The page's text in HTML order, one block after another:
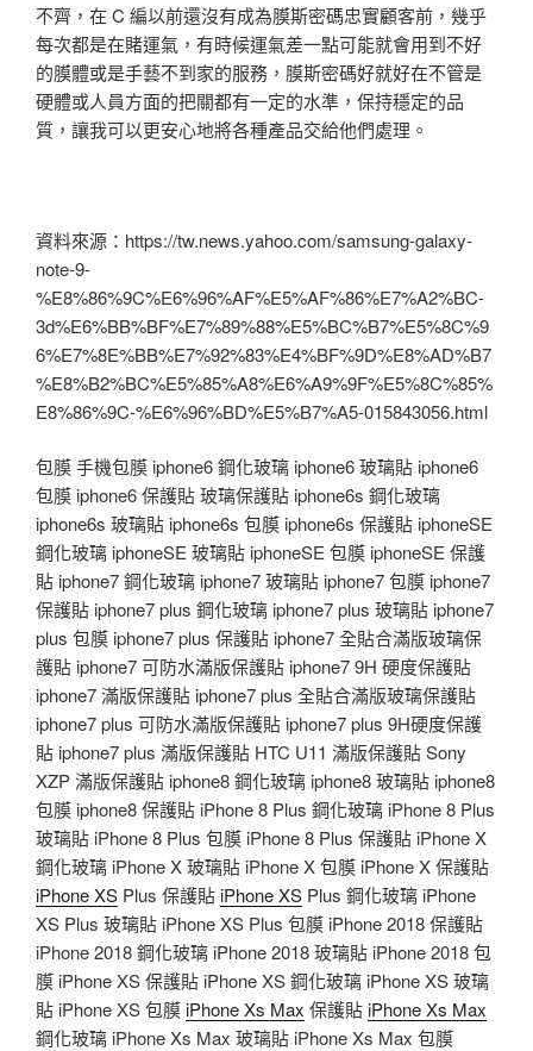
不齊，在 C 編以前還沒有成為膜斯密碼忠實顧客前，幾乎
每次都是在賭運氣，有時候運氣差一點可能就會用到不好
的膜體或是手藝不到家的服務，膜斯密碼好就好在不管是
硬體或人員方面的把關都有一定的水準，保持穩定的品
質，讓我可以更安心地將各種產品交給他們處理。
資料來源：https://tw.news.yahoo.com/samsung-galaxy-
note-9-
%E8%86%9C%E6%96%AF%E5%AF%86%E7%A2%BC-
3d%E6%BB%BF%E7%89%88%E5%BC%B7%E5%8C%9
6%E7%8E%BB%E7%92%83%E4%BF%9D%E8%AD%B7
%E8%B2%BC%E5%85%A8%E6%A9%9F%E5%8C%85%
E8%86%9C-%E6%96%BD%E5%B7%A5-015843056.html
包膜 手機包膜 iphone6 鋼化玻璃 iphone6 玻璃貼 iphone6
包膜 iphone6 保護貼 玻璃保護貼 iphone6s 鋼化玻璃
iphone6s 玻璃貼 iphone6s 包膜 iphone6s 保護貼 iphoneSE
鋼化玻璃 iphoneSE 玻璃貼 iphoneSE 包膜 iphoneSE 保護
貼 iphone7 鋼化玻璃 iphone7 玻璃貼 iphone7 包膜 iphone7
保護貼 iphone7 plus 鋼化玻璃 iphone7 plus 玻璃貼 iphone7
plus 包膜 iphone7 plus 保護貼 iphone7 全貼合滿版玻璃保
護貼 iphone7 可防水滿版保護貼 iphone7 9H 硬度保護貼
iphone7 滿版保護貼 iphone7 plus 全貼合滿版玻璃保護貼
iphone7 plus 可防水滿版保護貼 iphone7 plus 9H硬度保護
貼 iphone7 plus 滿版保護貼 HTC U11 滿版保護貼 Sony
XZP 滿版保護貼 iphone8 鋼化玻璃 iphone8 玻璃貼 iphone8
包膜 iphone8 保護貼 iPhone 8 Plus 鋼化玻璃 iPhone 8 Plus
玻璃貼 iPhone 8 Plus 包膜 iPhone 8 Plus 保護貼 iPhone X
鋼化玻璃 iPhone X 玻璃貼 iPhone X 包膜 iPhone X 保護貼
iPhone XS Plus 保護貼iPhone XS Plus 鋼化玻璃 iPhone
XS Plus 玻璃貼 iPhone XS Plus 包膜 iPhone 2018 保護貼
iPhone 2018 鋼化玻璃 iPhone 2018 玻璃貼 iPhone 2018 包
膜 iPhone XS 保護貼 iPhone XS 鋼化玻璃 iPhone XS 玻璃
貼 iPhone XS 包膜iPhone Xs Max 保護貼iPhone Xs Max
鋼化玻璃 iPhone Xs Max 玻璃貼 iPhone Xs Max 包膜